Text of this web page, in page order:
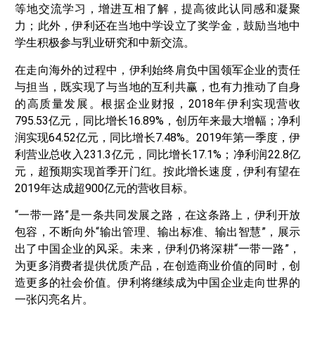
等地交流学习，增进互相了解，提高彼此认同感和凝聚
力；此外，伊利还在当地中学设立了奖学金，鼓励当地中
学生积极参与乳业研究和中新交流。
在走向海外的过程中，伊利始终肩负中国领军企业的责任
与担当，既实现了与当地的互利共赢，也有力推动了自身
的高质量发展。根据企业财报，2018年伊利实现营收
795.53亿元，同比增长16.89%，创历年来最大增幅；净利
润实现64.52亿元，同比增长7.48%。2019年第一季度，伊
利营业总收入231.3亿元，同比增长17.1%；净利润22.8亿
元，超预期实现首季开门红。按此增长速度，伊利有望在
2019年达成超900亿元的营收目标。
“一带一路”是一条共同发展之路，在这条路上，伊利开放
包容，不断向外“输出管理、输出标准、输出智慧”，展示
出了中国企业的风采。未来，伊利仍将深耕“一带一路”，
为更多消费者提供优质产品，在创造商业价值的同时，创
造更多的社会价值。伊利将继续成为中国企业走向世界的
一张闪亮名片。